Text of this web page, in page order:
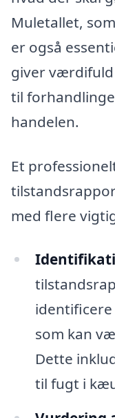
Muletallet,
er også
giver
til
handelen.
Et
med flere
som kan
Dette
til fugt i